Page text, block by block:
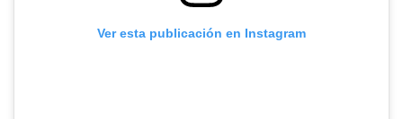
Ver esta publicación en Instagram